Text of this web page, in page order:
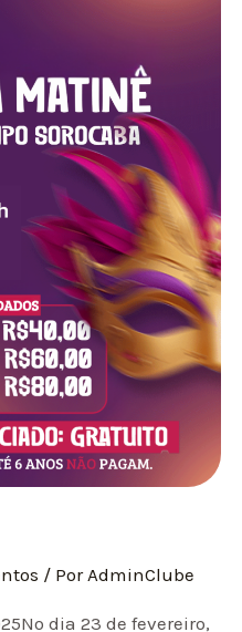
/ PorAdminClube
dia 23 de fevereiro,